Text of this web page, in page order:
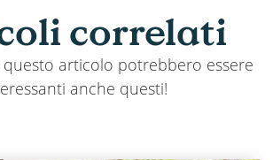
correlati
articolo potrebbero essere
anche questi!